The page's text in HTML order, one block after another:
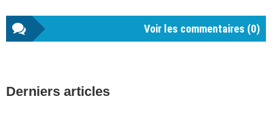
Voir les commentaires (0)
latérale
Derniers articles